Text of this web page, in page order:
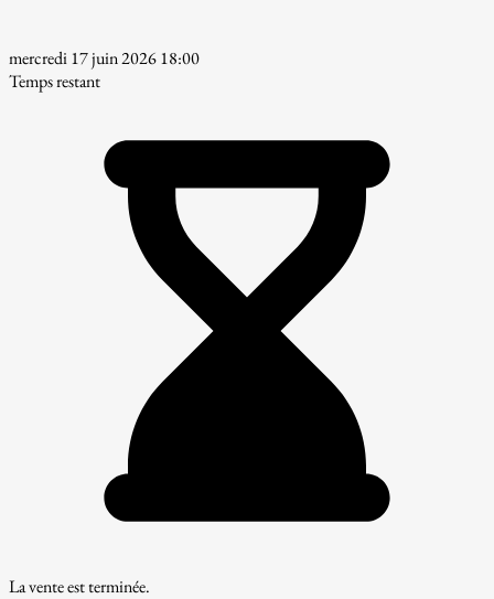
mercredi 17 juin 2026 18:00
Temps restant
La vente est terminée.